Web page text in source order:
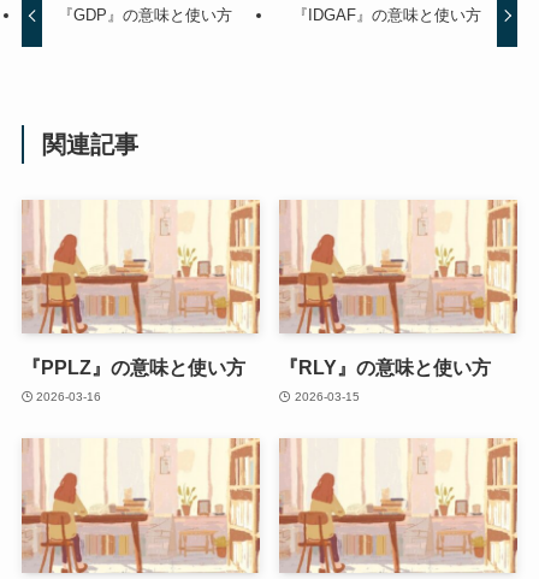
『GDP』の意味と使い方 『IDGAF』の意味と使い方
関連記事
『PPLZ』の意味と使い方
2026-03-16
『RLY』の意味と使い方
2026-03-15